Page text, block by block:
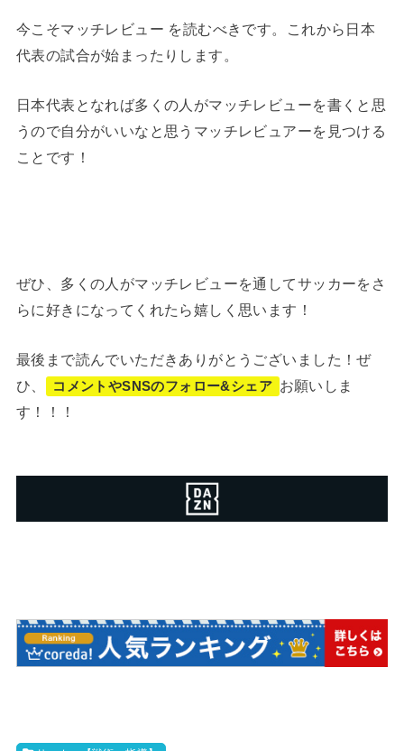
今こそマッチレビュー を読むべきです。これから日本
代表の試合が始まったりします。
日本代表となれば多くの人がマッチレビューを書くと思
うので自分がいいなと思うマッチレビュアーを見つける
ことです！
ぜひ、多くの人がマッチレビューを通してサッカーをさ
らに好きになってくれたら嬉しく思います！
最後まで読んでいただきありがとうございました！ぜ
ひ、
コメントやSNSのフォロー&シェア お願いしま
す！！！